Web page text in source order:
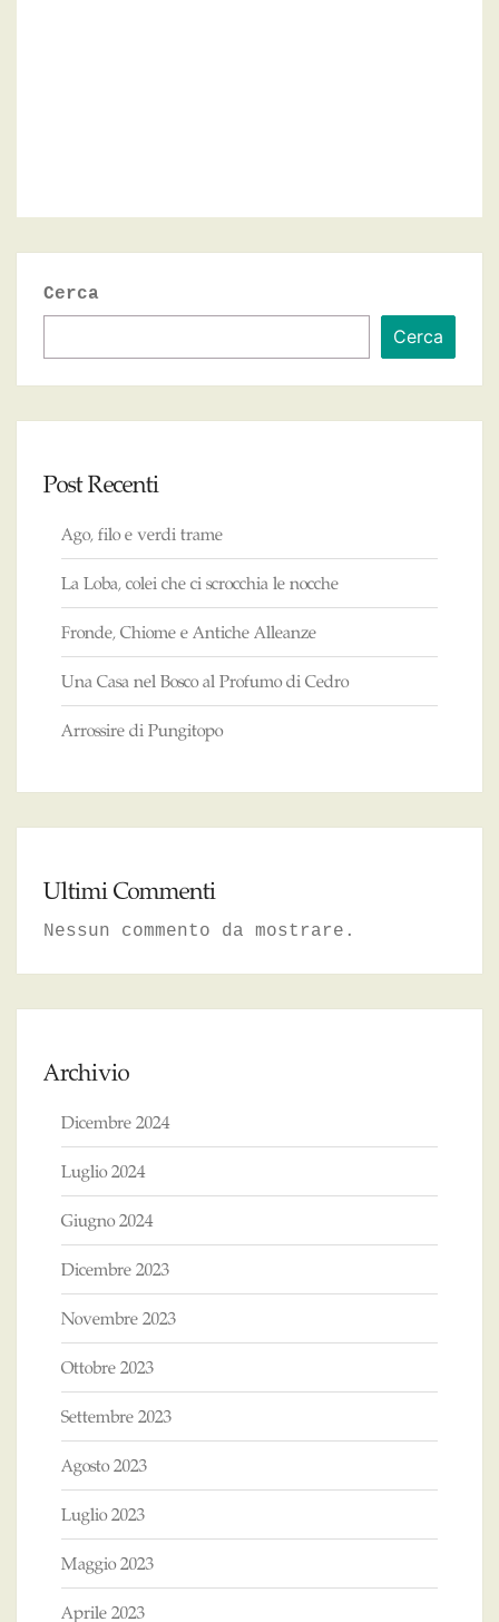
Cerca
Cerca
Post Recenti
Ago, filo e verdi trame
La Loba, colei che ci scrocchia le nocche
Fronde, Chiome e Antiche Alleanze
Una Casa nel Bosco al Profumo di Cedro
Arrossire di Pungitopo
Ultimi Commenti
Nessun commento da mostrare.
Archivio
Dicembre 2024
Luglio 2024
Giugno 2024
Dicembre 2023
Novembre 2023
Ottobre 2023
Settembre 2023
Agosto 2023
Luglio 2023
Maggio 2023
Aprile 2023